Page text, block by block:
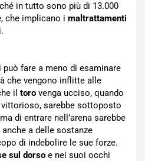
in tutto sono più di 13.000
che implicano i maltrattamenti
fare a meno di esaminare
che vengono inflitte alle
il toro venga ucciso, quando
sarebbe sottoposto
di entrare nell’arena sarebbe
a delle sostanze
di indebolire le sue forze.
sul dorso e nei suoi occhi